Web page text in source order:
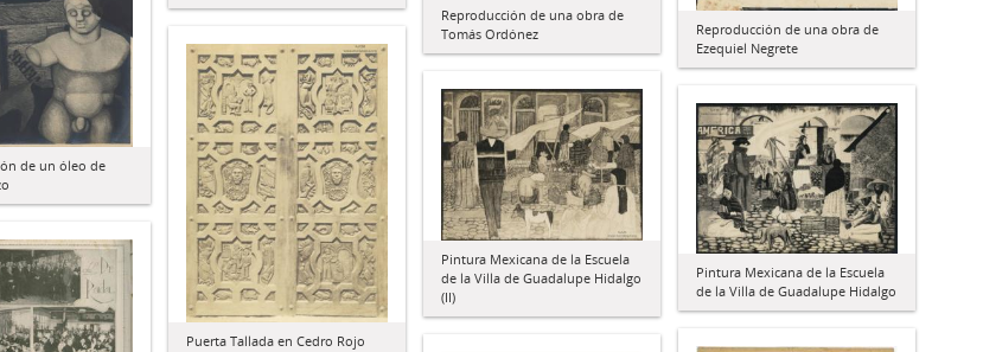
Reproducción de una obra de
Ezequiel Negrete
Reproducción de una obra de
Tomás Ordónez
de un óleo de
Puerta Tallada en Cedro Rojo
Pintura Mexicana de la Escuela
de la Villa de Guadalupe Hidalgo
(II)
Pintura Mexicana de la Escuela
de la Villa de Guadalupe Hidalgo